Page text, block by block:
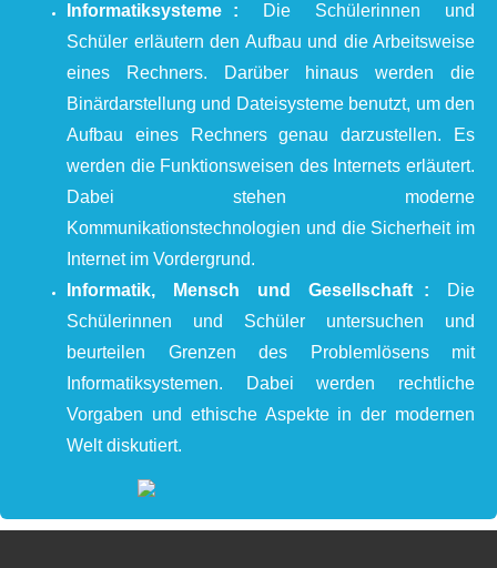
Informatiksysteme : Die Schülerinnen und
Schüler erläutern den Aufbau und die Arbeitsweise
eines Rechners. Darüber hinaus werden die
Binärdarstellung und Dateisysteme benutzt, um den
Aufbau eines Rechners genau darzustellen. Es
werden die Funktionsweisen des Internets erläutert.
Dabei stehen moderne
Kommunikationstechnologien und die Sicherheit im
Internet im Vordergrund.
Informatik, Mensch und Gesellschaft : Die
Schülerinnen und Schüler untersuchen und
beurteilen Grenzen des Problemlösens mit
Informatiksystemen. Dabei werden rechtliche
Vorgaben und ethische Aspekte in der modernen
Welt diskutiert.